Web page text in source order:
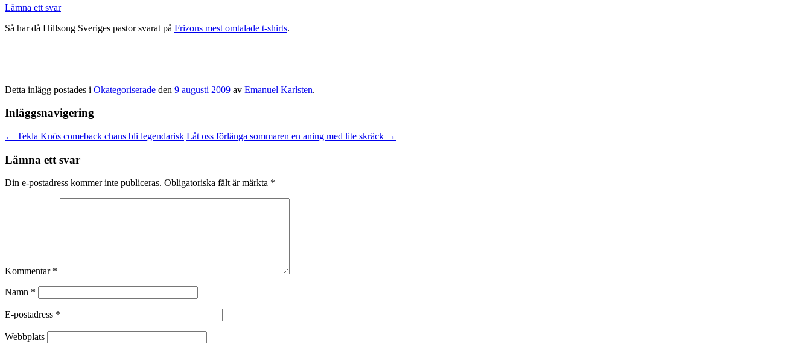
Lämna ett svar
Så har då Hillsong Sveriges pastor svarat på Frizons mest omtalade t-shirts.
Detta inlägg postades i Okategoriserade den 9 augusti 2009 av Emanuel Karlsten.
Inläggsnavigering
← Tekla Knös comeback chans bli legendarisk Låt oss förlänga sommaren en aning med lite skräck →
Lämna ett svar
Din e-postadress kommer inte publiceras. Obligatoriska fält är märkta *
Kommentar *
Namn *
E-postadress *
Webbplats